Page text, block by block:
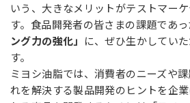
いう、大きなメリットがテストマー
す。食品開発者の皆さまの課題であっ
ング力の強化」 に、ぜひ生かしてい
す。
ミヨシ油脂では、消費者のニーズや
れを解決する製品開発のヒントを企